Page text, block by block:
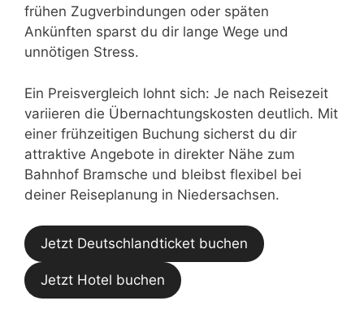
frühen Zugverbindungen oder späten
Ankünften sparst du dir lange Wege und
unnötigen Stress.
Ein Preisvergleich lohnt sich: Je nach Reisezeit
variieren die Übernachtungskosten deutlich. Mit
einer frühzeitigen Buchung sicherst du dir
attraktive Angebote in direkter Nähe zum
Bahnhof Bramsche und bleibst flexibel bei
deiner Reiseplanung in Niedersachsen.
Jetzt Deutschlandticket buchen
Jetzt Hotel buchen